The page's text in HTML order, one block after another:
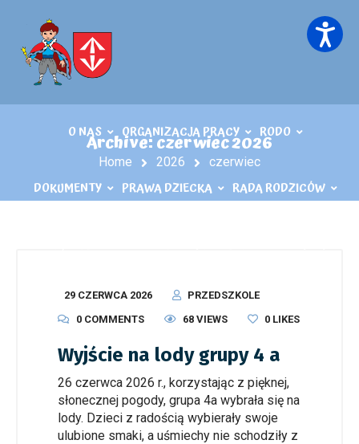
O NAS ORGANIZACJA PRACY RODO
DOKUMENTY PRAWA DZIECKA RADA RODZICÓW
Archive: czerwiec 2026
Home 2026 czerwiec
29 CZERWCA 2026
PRZEDSZKOLE
0 COMMENTS
68 VIEWS 0 LIKES
Wyjście na lody grupy 4 a
26 czerwca 2026 r., korzystając z pięknej,
słonecznej pogody, grupa 4a wybrała się na
lody. Dzieci z radością wybierały swoje
ulubione smaki, a uśmiechy nie schodziły z